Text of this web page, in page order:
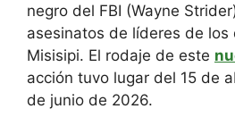
negro del FBI (Wayne
asesinatos de líderes de los
Misisipi. El rodaje de este
acción tuvo lugar del 15 de
de junio de 2026.